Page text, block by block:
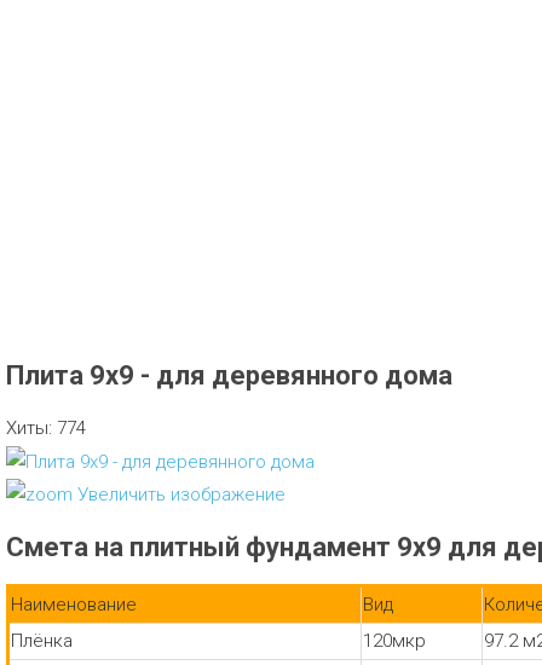
Плита 9х9 - для деревянного дома
Хиты: 774
Увеличить изображение
Смета на плитный фундамент 9х9 для
Наименование Вид
Плёнка
120мкр
97.2